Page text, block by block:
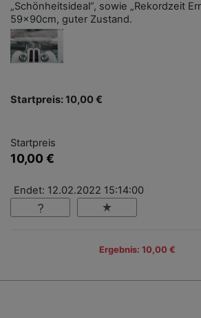
„Schönheitsideal“, sowie „Rekordzeit
59x90cm, guter Zustand.
Startpreis: 10,00 €
Startpreis
10,00 €
Endet: 12.02.2022 15:14:00
Ergebnis: 10,00 €